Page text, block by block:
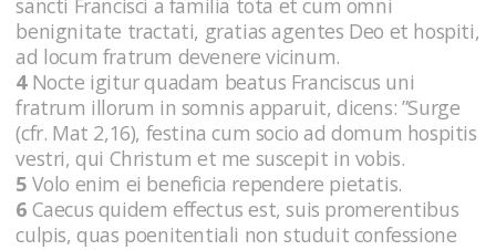
sancti Francisci a familia tota et cum omni
benignitate tractati, gratias agentes Deo et hospiti,
ad locum fratrum devenere vicinum.
4Nocte igitur quadam beatus Franciscus uni
fratrum illorum in somnis apparuit, dicens: ”Surge
(cfr. Mat 2,16), festina cum socio ad domum hospitis
vestri, qui Christum et me suscepit in vobis.
5 Volo enim ei beneficia rependere pietatis.
6 Caecus quidem effectus est, suis promerentibus
culpis, quas poenitentiali non studuit confessione